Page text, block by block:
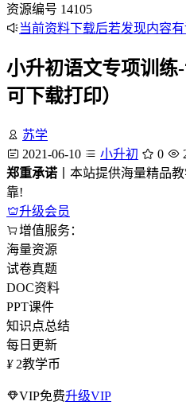
资源编号 14105
当前资料下载后若发现内容
小升初语文专项训练
可下载打印）
苏学
2021-06-10
小升初 0
郑重承诺 丨本站提供海量精品
靠!
升级会员
增值服务：
海量资源
试卷真题
DOC资料
PPT课件
知识点总结
每日更新
¥ 2教学币
VIP免费升级VIP